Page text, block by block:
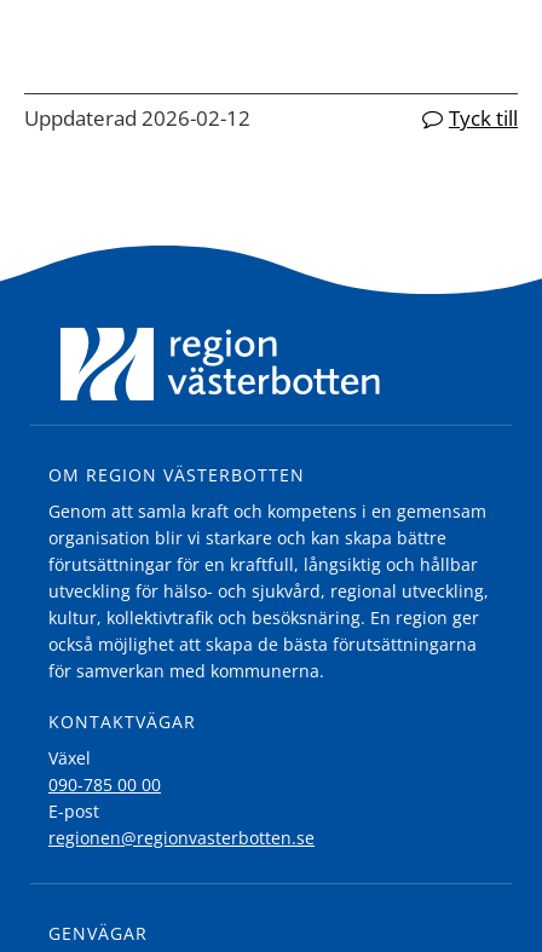
Uppdaterad 2026-02-12 Tyck till
OM REGION VÄSTERBOTTEN
Genom att samla kraft och kompetens i en gemensam
organisation blir vi starkare och kan skapa bättre
förutsättningar för en kraftfull, långsiktig och hållbar
utveckling för hälso- och sjukvård, regional utveckling,
kultur, kollektivtrafik och besöksnäring. En region ger
också möjlighet att skapa de bästa förutsättningarna
för samverkan med kommunerna.
KONTAKTVÄGAR
Växel
090-785 00 00
E-post
regionen@regionvasterbotten.se
GENVÄGAR